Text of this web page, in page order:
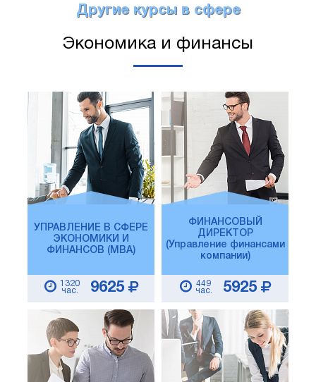
Другие курсы в сфере
Экономика и финансы
УПРАВЛЕНИЕ В СФЕРЕ
ЭКОНОМИКИ И
ФИНАНСОВ (MBA)
1320
час.
9625
ФИНАНСОВЫЙ
ДИРЕКТОР
(Управление финансами
компании)
449
час.
5925